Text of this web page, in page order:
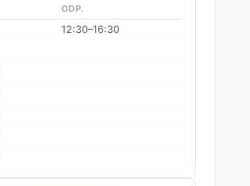
ODP.
12:30–16:30